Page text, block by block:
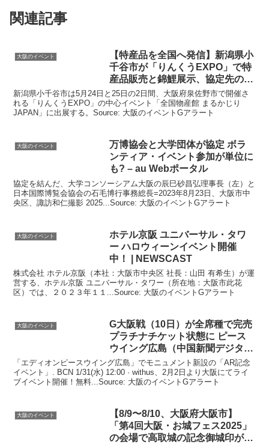
関連記事
大阪のイベント
【特産品を全国へ発信】新潟県小
千谷市が「りんくうEXPO」で特
産品販売と錦鯉展示、協定先の
…
新潟県小千谷市は5月24日と25日の2日間、大阪府泉佐野市で開催さ
れる「りんくうEXPO」の中心イベント「全国物産館 まるかじり
JAPAN」に出展する。Source: 大阪のイベントGアラート
大阪のイベント
万博協会と大学団体が協定 ボラ
ンティア・ イベント参加が単位に
も? – au Webポータル
協定を結んだ、大学コンソーシアム大阪の辰巳砂昌弘理事長（左）と
日本国際博覧会協会の石毛博行事務総長=2023年8月23日、大阪市中
央区、諏訪和仁撮影 2025...Source: 大阪のイベントGアラート
大阪のイベント
ホテル京阪 ユニバーサル・タワ
ー ハロウィーンイベント 開催
中！ | NEWSCAST
株式会社 ホテル京阪（本社：大阪市中央区 社長：山田 有希生）が運
営する、ホテル京阪 ユニバーサル・タワー（所在地：大阪市此花
区）では、２０２３年１１...Source: 大阪のイベントGアラート
大阪のイベント G大阪戦（10日）が全席種で完売
プラチナチケット状態に ピース
ウイング広島（中国新聞デジタ
ル）
「エディオンピースウイング広島」でモニュメント新設の「AR記念
イベント」. BCN 1/31(水) 12:00 · withus、2月2日より大阪にてライ
ブイベント開催！無料...Source: 大阪のイベントGアラート
大阪のイベント 【8/9〜8/10、 大阪府大阪市】
「第4回 大阪 ・お城フェス2025」
の会場で高取城の記念御城印が販